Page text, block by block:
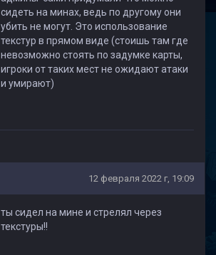
сидеть на минах, ведь по другому они
убить не могут. Это использование
текстур в прямом виде (стоишь там где
невозможно стоять по задумке карты,
игроки от таких мест не ожидают атаки
и умирают)
12 февраля 2022 г, 19:09
ты сидел на мине и стрелял через
текстуры!!